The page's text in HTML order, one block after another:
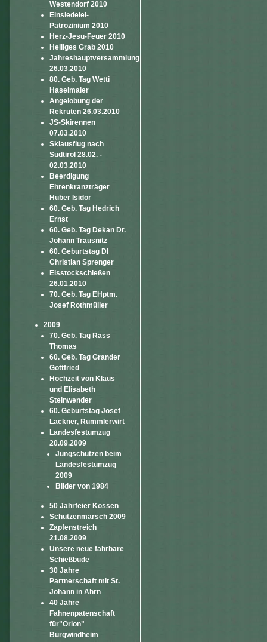
Westendorf 2010
Einsiedelei-
Patrozinium 2010
Herz-Jesu-Feuer 2010
Heiliges Grab 2010
Jahreshauptversammlung
26.03.2010
80. Geb. Tag Wetti
Haselmaier
Angelobung der
Rekruten 26.03.2010
JS-Skirennen
07.03.2010
Skiausflug nach
Südtirol 28.02. -
02.03.2010
Beerdigung
Ehrenkranzträger
Huber Isidor
60. Geb. Tag Hedrich
Ernst
60. Geb. Tag Dekan Dr.
Johann Trausnitz
60. Geburtstag DI
Christian Sprenger
Eisstockschießen
26.01.2010
70. Geb. Tag EHptm.
Josef Rothmüller
2009
70. Geb. Tag Rass
Thomas
60. Geb. Tag Grander
Gottfried
Hochzeit von Klaus
und Elisabeth
Steinwender
60. Geburtstag Josef
Lackner, Rummlerwirt
Landesfestumzug
20.09.2009
Jungschützen beim
Landesfestumzug
2009
Bilder von 1984
50 Jahrfeier Kössen
Schützenmarsch 2009
Zapfenstreich
21.08.2009
Unsere neue fahrbare
Schießbude
30 Jahre
Partnerschaft mit St.
Johann in Ahrn
40 Jahre
Fahnenpatenschaft
für"Orion"
Burgwindheim